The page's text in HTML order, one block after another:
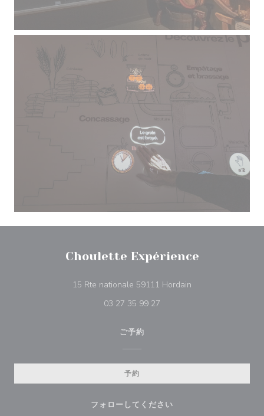
Choulette Expérience
15 Rte nationale 59111 Hordain
03 27 35 99 27
ご予約
予約
フォローしてください